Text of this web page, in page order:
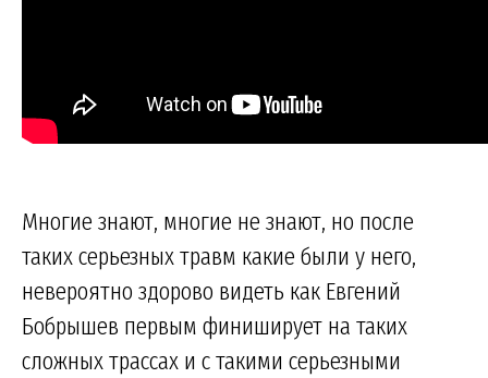
Многие знают, многие не знают, но после
таких серьезных травм какие были у него,
невероятно здорово видеть как Евгений
Бобрышев первым финиширует на таких
сложных трассах и с такими серьезными